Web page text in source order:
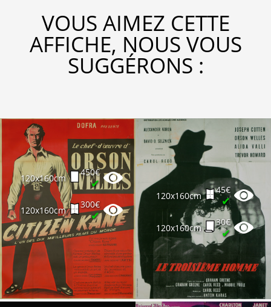
VOUS AIMEZ CETTE
AFFICHE, NOUS VOUS
SUGGÉRONS :
120x160cm
450€
✔
120x160cm
300€
✔
120x160cm
45€
✔
120x160cm
30€
✔